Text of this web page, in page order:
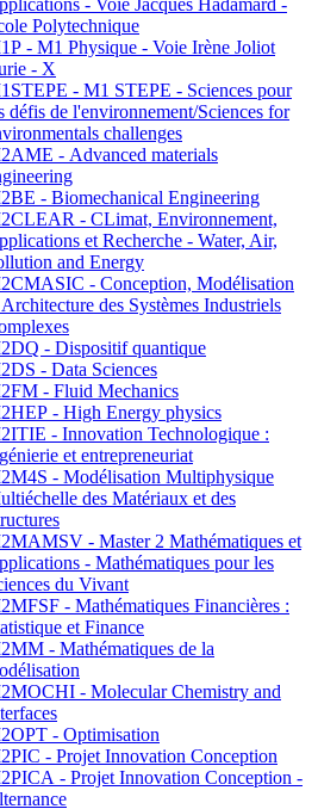
- Voie Jacques Hadamard -
Polytechnique
- M1 Physique - Voie Irène Joliot
- X
- M1 STEPE - Sciences pour
défis de l'environnement/Sciences for
challenges
- Advanced materials
- Biomechanical Engineering
- CLimat, Environnement,
et Recherche - Water, Air,
and Energy
- Conception, Modélisation
des Systèmes Industriels
- Dispositif quantique
- Data Sciences
- Fluid Mechanics
- High Energy physics
- Innovation Technologique :
et entrepreneuriat
- Modélisation Multiphysique
des Matériaux et des
- Master 2 Mathématiques et
- Mathématiques pour les
du Vivant
- Mathématiques Financières :
et Finance
- Mathématiques de la
- Molecular Chemistry and
- Optimisation
- Projet Innovation Conception
- Projet Innovation Conception -